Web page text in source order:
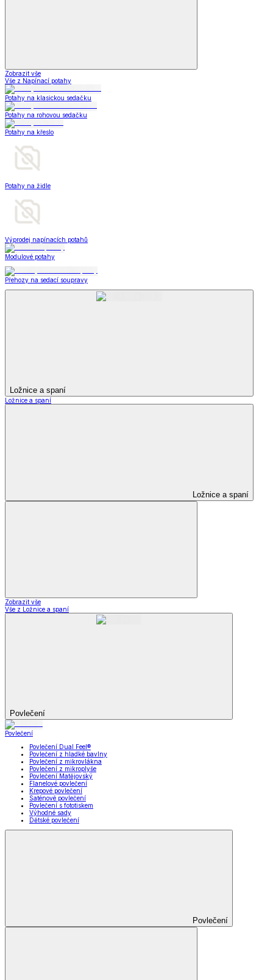
Zobrazit vše
Vše z Napínací potahy
Potahy na klasickou sedačku
Potahy na rohovou sedačku
Potahy na křeslo
Potahy na židle
Výprodej napínacích potahů
Modulové potahy
Přehozy na sedací soupravy
Ložnice a spaní
Ložnice a spaní
Ložnice a spaní
Zobrazit vše
Vše z Ložnice a spaní
Povlečení
Povlečení
Povlečení Dual Feel®
Povlečení z hladké bavlny
Povlečení z mikrovlákna
Povlečení z mikroplyše
Povlečení Matějovský
Flanelové povlečení
Krepové povlečení
Saténové povlečení
Povlečení s fototiskem
Výhodné sady
Dětské povlečení
Povlečení